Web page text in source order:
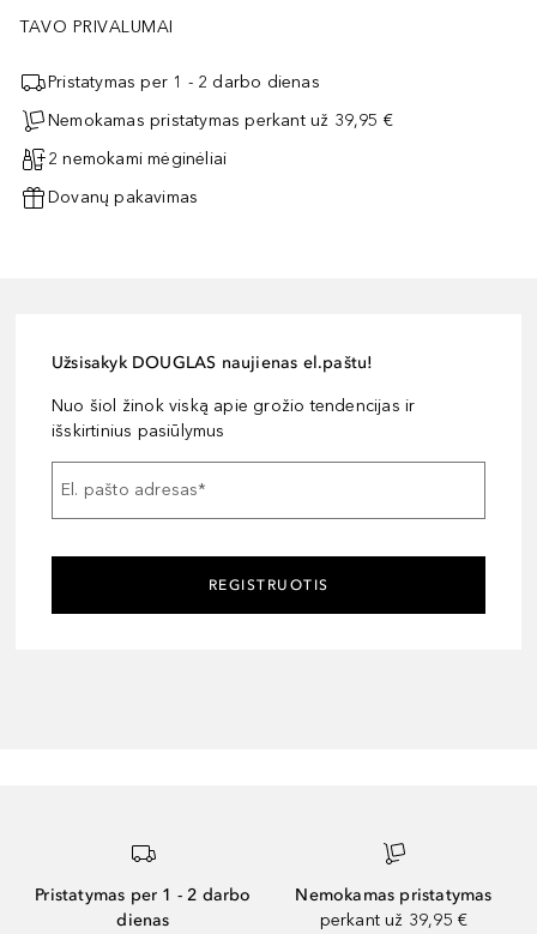
TAVO PRIVALUMAI
Pristatymas per 1 - 2 darbo dienas
Nemokamas pristatymas perkant už 39,95 €
2 nemokami mėginėliai
Dovanų pakavimas
Užsisakyk DOUGLAS naujienas el.paštu!
Nuo šiol žinok viską apie grožio tendencijas ir
išskirtinius pasiūlymus
El. pašto adresas*
REGISTRUOTIS
Pristatymas per 1 - 2 darbo
dienas
Nemokamas pristatymas
perkant už 39,95 €